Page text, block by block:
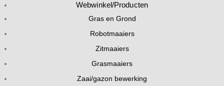
Webwinkel/Producten
Gras en Grond
Robotmaaiers
Zitmaaiers
Grasmaaiers
Zaai/gazon bewerking